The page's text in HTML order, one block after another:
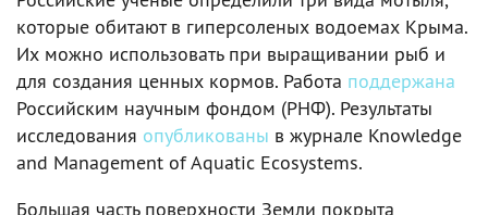
которые обитают в гиперсоленых водоемах Крыма.
Их можно использовать при выращивании рыб и
для создания ценных кормов. Работа поддержана
Российским научным фондом (РНФ). Результаты
исследования опубликованы в журнале Knowledge
and Management of Aquatic Ecosystems.
Большая часть поверхности Земли покрыта